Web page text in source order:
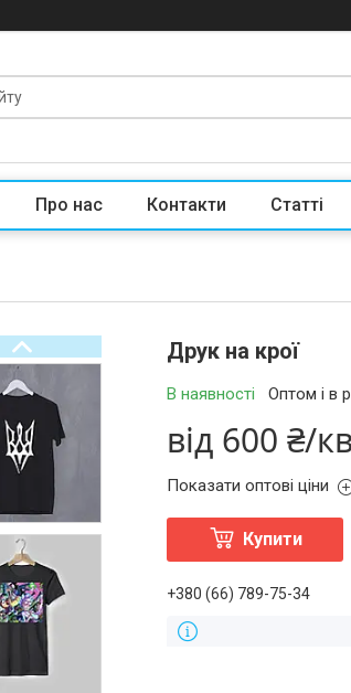
Про нас Контакти Статті
Друк на крої
В наявності Оптом і в
від 600 ₴/
Показати оптові ціни
Купити
+380 (66) 789-75-34